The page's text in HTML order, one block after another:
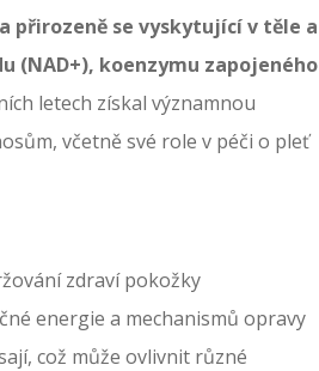
se vyskytující v těle a
koenzymu zapojeného
letech získal významnou
včetně své role v péči o pleť
zdraví pokožky
energie a mechanismů opravy
což může ovlivnit různé